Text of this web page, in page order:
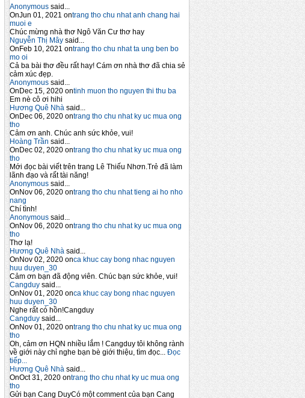
Anonymous said...
OnJun 01, 2021 ontrang tho chu nhat anh chang hai
muoi e
Chúc mừng nhà thơ Ngô Văn Cư thơ hay
Nguyễn Thị Mây said...
OnFeb 10, 2021 ontrang tho chu nhat ta ung ben bo
mo oi
Cả ba bài thơ đều rất hay! Cám ơn nhà thơ đã chia sẻ
cảm xúc đẹp.
Anonymous said...
OnDec 15, 2020 ontinh muon tho nguyen thi thu ba
Em nè cô ơi hihi
Hương Quê Nhà said...
OnDec 06, 2020 ontrang tho chu nhat ky uc mua ong
tho
Cảm ơn anh. Chúc anh sức khỏe, vui!
Hoàng Trần said...
OnDec 02, 2020 ontrang tho chu nhat ky uc mua ong
tho
Mới đọc bài viết trên trang Lê Thiếu Nhơn.Trẻ đã làm
lãnh đạo và rất tài năng!
Anonymous said...
OnNov 06, 2020 ontrang tho chu nhat tieng ai ho nho
nang
Chí tình!
Anonymous said...
OnNov 06, 2020 ontrang tho chu nhat ky uc mua ong
tho
Thơ lạ!
Hương Quê Nhà said...
OnNov 02, 2020 onca khuc cay bong nhac nguyen
huu duyen_30
Cảm ơn bạn đã động viên. Chúc bạn sức khỏe, vui!
Cangduy said...
OnNov 01, 2020 onca khuc cay bong nhac nguyen
huu duyen_30
Nghe rất có hồn!Cangduy
Cangduy said...
OnNov 01, 2020 ontrang tho chu nhat ky uc mua ong
tho
Oh, cảm ơn HQN nhiều lắm ! Cangduy tôi không rành
về giới này chỉ nghe bạn bè giới thiệu, tìm đọc...
Đọc
tiếp...
Hương Quê Nhà said...
OnOct 31, 2020 ontrang tho chu nhat ky uc mua ong
tho
Gửi bạn Cang DuyCó một comment của bạn Cang